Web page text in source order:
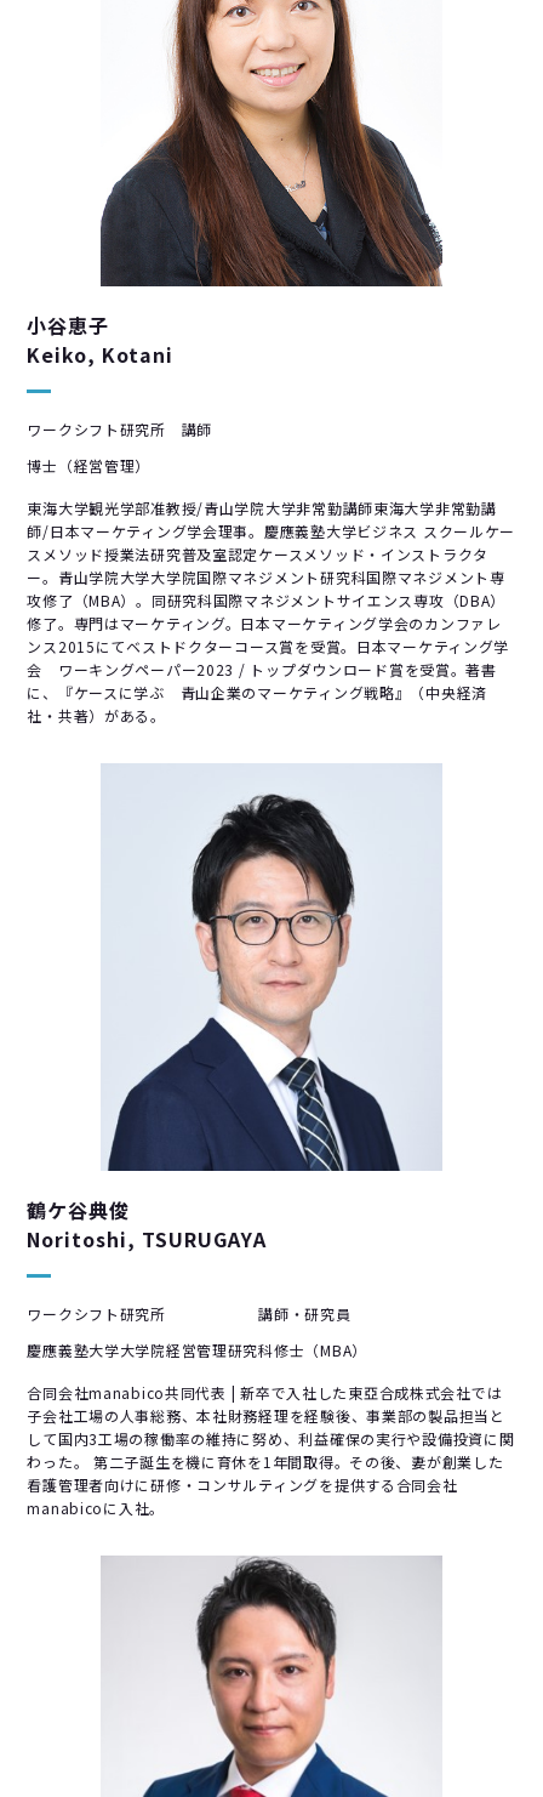
小谷恵子
Keiko, Kotani
ワークシフト研究所 講師
博士（経営管理）
東海大学観光学部准教授/青山学院大学非常勤講師東海大学非常勤講
師/日本マーケティング学会理事。慶應義塾大学ビジネス スクールケー
スメソッド授業法研究普及室認定ケースメソッド・インストラクタ
ー。青山学院大学大学院国際マネジメント研究科国際マネジメント専
攻修了（MBA）。同研究科国際マネジメントサイエンス専攻（DBA）
修了。専門はマーケティング。日本マーケティング学会のカンファレ
ンス2015にてベストドクターコース賞を受賞。日本マーケティング学
会 ワーキングペーパー2023 / トップダウンロード賞を受賞。著書
に、『ケースに学ぶ 青山企業のマーケティング戦略』（中央経済
社・共著）がある。
鶴ケ谷典俊
Noritoshi, TSURUGAYA
ワークシフト研究所 講師・研究員
慶應義塾大学大学院経営管理研究科修士（MBA）
合同会社manabico共同代表 | 新卒で入社した東亞合成株式会社では
子会社工場の人事総務、本社財務経理を経験後、事業部の製品担当と
して国内3工場の稼働率の維持に努め、利益確保の実行や設備投資に関
わった。 第二子誕生を機に育休を1年間取得。その後、妻が創業した
看護管理者向けに研修・コンサルティングを提供する合同会社
manabicoに入社。